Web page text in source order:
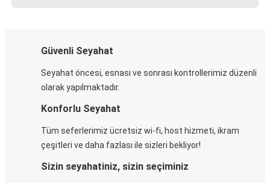
Güvenli Seyahat
Seyahat öncesi, esnası ve sonrası kontrollerimiz düzenli
olarak yapılmaktadır.
Konforlu Seyahat
Tüm seferlerimiz ücretsiz wi-fi, host hizmeti, ikram
çeşitleri ve daha fazlası ile sizleri bekliyor!
Sizin seyahatiniz, sizin seçiminiz